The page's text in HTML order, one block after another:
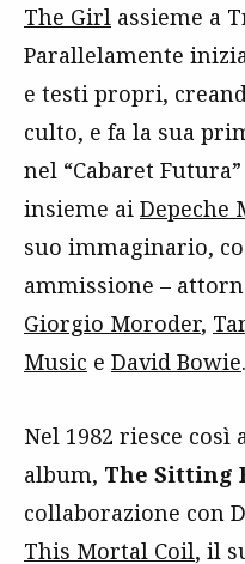
The Girl assieme a
Parallelamente
e testi propri,
culto, e fa la sua
nel “Cabaret
insieme ai Depeche
suo immaginario,
ammissione –
Giorgio Moroder,
Music e David Bowie.
Nel 1982 riesce
album, The Sitting
collaborazione con
This Mortal Coil, il